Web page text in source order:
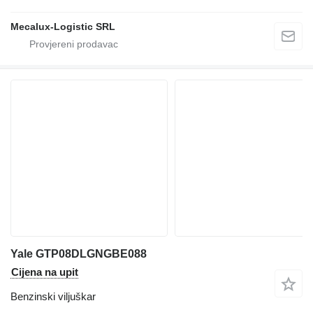
Mecalux-Logistic SRL
Yale GTP08DLGNGBE088
Cijena na upit
Benzinski viljuškar